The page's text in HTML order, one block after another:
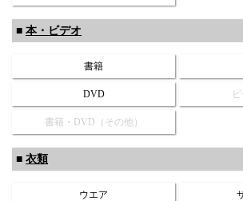
■ 本・ビデオ
書籍
DVD
書籍・DVD（その他）
■ 衣類
ウエア